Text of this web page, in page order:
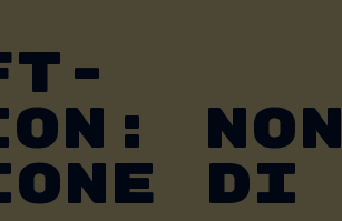
Non
Di